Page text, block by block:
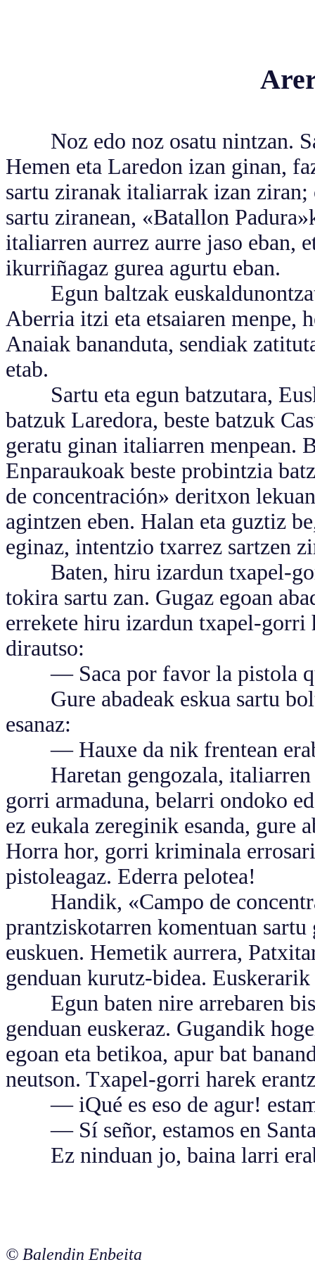
Noz edo noz osatu nintzan.
Hemen eta Laredon izan ginan,
sartu ziranak italiarrak izan ziran;
sartu ziranean, «Batallon
italiarren aurrez aurre jaso eban,
ikurriñagaz gurea agurtu eban.
Egun baltzak
Aberria itzi eta etsaiaren menpe,
Anaiak bananduta, sendiak
etab.
Sartu eta egun batzutara,
batzuk Laredora, beste batzuk
geratu ginan italiarren menpean.
Enparaukoak beste probintzia
de concentración» deritxon
agintzen eben. Halan eta guztiz
eginaz, intentzio txarrez sartzen
Baten, hiru izardun txapel-
tokira sartu zan. Gugaz egoan
errekete hiru izardun txapel-gorri
dirautso:
— Saca por favor la pistola
Gure abadeak eskua sartu
esanaz:
— Hauxe da nik frentean
Haretan gengozala, italiarren
gorri armaduna, belarri ondoko
ez eukala zereginik esanda, gure
Horra hor, gorri kriminala
pistoleagaz. Ederra pelotea!
Handik, «Campo de
prantziskotarren komentuan
euskuen. Hemetik aurrera,
genduan kurutz-bidea.
Egun baten nire arrebaren
genduan euskeraz. Gugandik
egoan eta betikoa, apur bat
neutson. Txapel-gorri harek
— iQué es eso de agur!
— Sí señor, estamos en
Ez ninduan jo, baina larri
© Balendin Enbeita